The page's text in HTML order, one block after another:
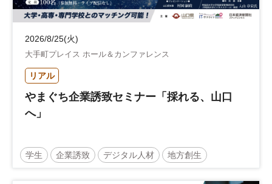
2026/8/25(火)
大手町プレイス ホール＆カンファレンス
リアル
やまぐち企業誘致セミナー「採れる、山口
へ」
学生 企業誘致 デジタル人材 地方創生